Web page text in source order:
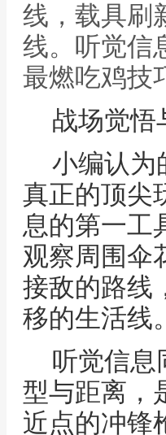
线，载具刷
线。听觉信
最燃吃鸡技
战场觉悟
小编认为
真正的顶尖
息的第一工
观察周围伞
接敌的路线
移的生活线。
听觉信息
型与距离，
近点的冲锋